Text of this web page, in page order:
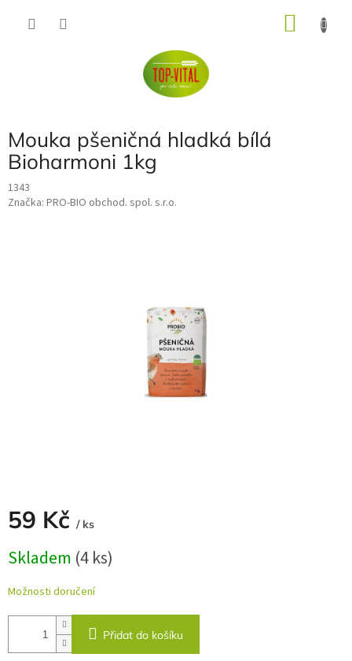
Mouka pšeničná hladká bílá
Bioharmoni 1kg
1343
Značka: PRO-BIO obchod. spol. s.r.o.
59 Kč / ks
cena:
Skladem (4 ks)
Možnosti doručení
Přidat do košíku